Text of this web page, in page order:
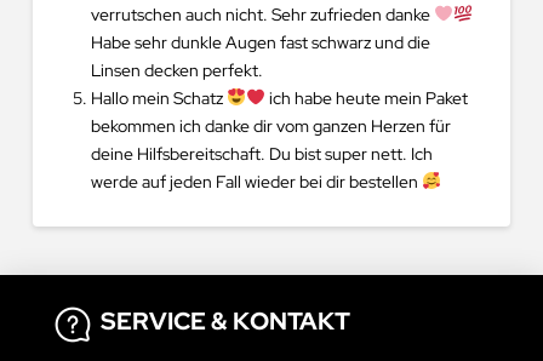
verrutschen auch nicht. Sehr zufrieden danke
Habe sehr dunkle Augen fast schwarz und die
Linsen decken perfekt.
Hallo mein Schatz
ich habe heute mein Paket
bekommen ich danke dir vom ganzen Herzen für
deine Hilfsbereitschaft. Du bist super nett. Ich
werde auf jeden Fall wieder bei dir bestellen
SERVICE & KONTAKT